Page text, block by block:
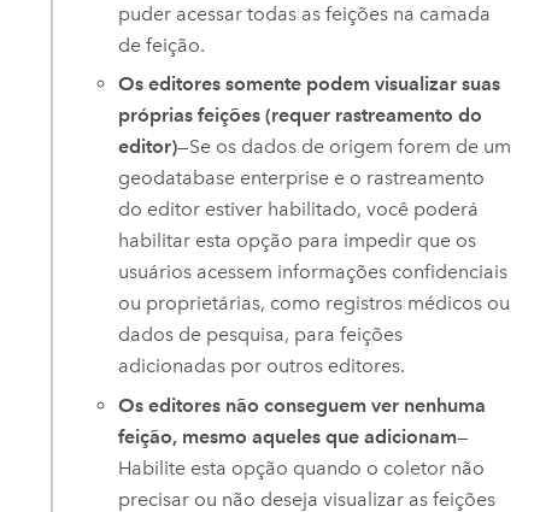
puder acessar todas as feições na camada
de feição.
Os editores somente podem visualizar suas
próprias feições (requer rastreamento do
editor)—Se os dados de origem forem de um
geodatabase enterprise e o rastreamento
do editor estiver habilitado, você poderá
habilitar esta opção para impedir que os
usuários acessem informações confidenciais
ou proprietárias, como registros médicos ou
dados de pesquisa, para feições
adicionadas por outros editores.
Os editores não conseguem ver nenhuma
feição, mesmo aqueles que adicionam—
Habilite esta opção quando o coletor não
precisar ou não deseja visualizar as feições